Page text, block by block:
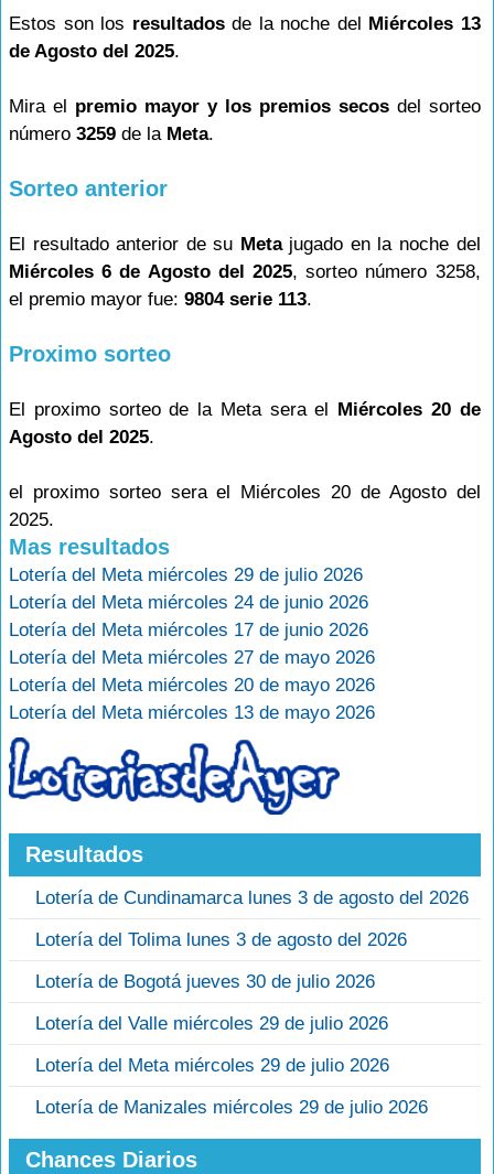
Estos son los resultadosde la noche del Miércoles 13
de Agosto del 2025.
Mira el premio mayor y los premios secosdel sorteo
número 3259 de la Meta.
Sorteo anterior
El resultado anterior de su Metajugado en la noche del
Miércoles 6 de Agosto del 2025, sorteo número 3258,
el premio mayor fue: 9804 serie 113.
Proximo sorteo
El proximo sorteo de la Meta sera el Miércoles 20 de
Agosto del 2025.
el proximo sorteo sera el Miércoles 20 de Agosto del
2025.
Mas resultados
Lotería del Meta miércoles 29 de julio 2026
Lotería del Meta miércoles 24 de junio 2026
Lotería del Meta miércoles 17 de junio 2026
Lotería del Meta miércoles 27 de mayo 2026
Lotería del Meta miércoles 20 de mayo 2026
Lotería del Meta miércoles 13 de mayo 2026
Resultados
Lotería de Cundinamarca lunes 3 de agosto del 2026
Lotería del Tolima lunes 3 de agosto del 2026
Lotería de Bogotá jueves 30 de julio 2026
Lotería del Valle miércoles 29 de julio 2026
Lotería del Meta miércoles 29 de julio 2026
Lotería de Manizales miércoles 29 de julio 2026
Chances Diarios